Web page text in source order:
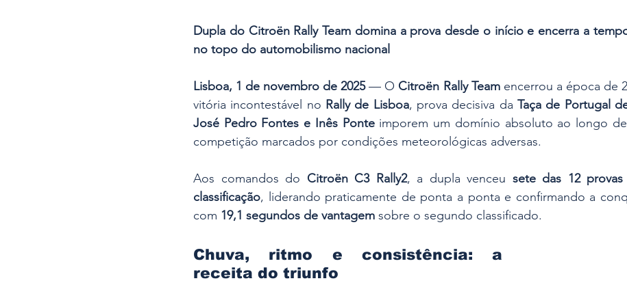
Dupla do Citroën Rally Team domina a prova desde o início e encerra a
no topo do automobilismo nacional
Lisboa, 1 de novembro de 2025 — O Citroën Rally Team encerrou a época de
vitória incontestável no Rally de Lisboa, prova decisiva da Taça de Portugal
José Pedro Fontes e Inês Ponte imporem um domínio absoluto ao longo
competição marcados por condições meteorológicas adversas.
Aos comandos do Citroën C3 Rally2, a dupla venceu sete das 12
classificação, liderando praticamente de ponta a ponta e confirmando a
com 19,1 segundos de vantagem sobre o segundo classificado.
Chuva, ritmo e consistência: a
receita do triunfo